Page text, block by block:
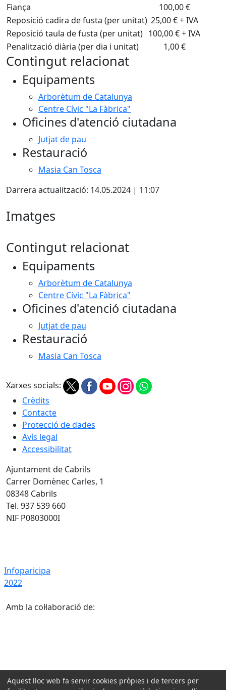
Fiança
100,00 €
Reposició cadira de fusta (per unitat) 25,00 € + IVA
Reposició taula de fusta (per unitat) 100,00 € + IVA
Penalització diària (per dia i unitat)
1,00 €
Contingut relacionat
Equipaments
Arborètum de Catalunya
Centre Cívic "La Fàbrica"
Oficines d'atenció ciutadana
Jutjat de pau
Restauració
Masia Can Tosca
Darrera actualització: 14.05.2024 | 11:07
Imatges
Contingut relacionat
Equipaments
Arborètum de Catalunya
Centre Cívic "La Fàbrica"
Oficines d'atenció ciutadana
Jutjat de pau
Restauració
Masia Can Tosca
Xarxes socials:
Crèdits
Contacte
Protecció de dades
Avís legal
Accessibilitat
Ajuntament de Cabrils
Carrer Domènec Carles, 1
08348 Cabrils
Tel. 937 539 660
NIF P0803000I
Infoparicipa
2022
Amb la col·laboració de:
Aquest lloc web fa servir cookies pròpies i de tercers per